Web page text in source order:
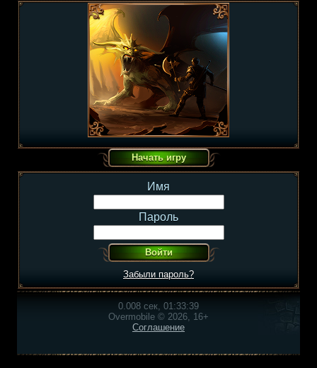
Имя
Пароль
Забыли пароль?
0.008 сек, 01:33:39
Overmobile © 2026, 16+
Соглашение